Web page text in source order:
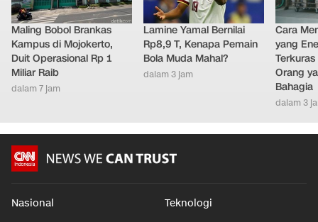
Maling Bobol Brankas
Kampus di Mojokerto,
Duit Operasional Rp 1
Miliar Raib
dalam 7 jam
Lamine Yamal Bernilai
Rp8,9 T, Kenapa Pemain
Bola Muda Mahal?
dalam 3 jam
Cara
yang
Orang
Bahagia
dalam 3
Nasional Teknologi